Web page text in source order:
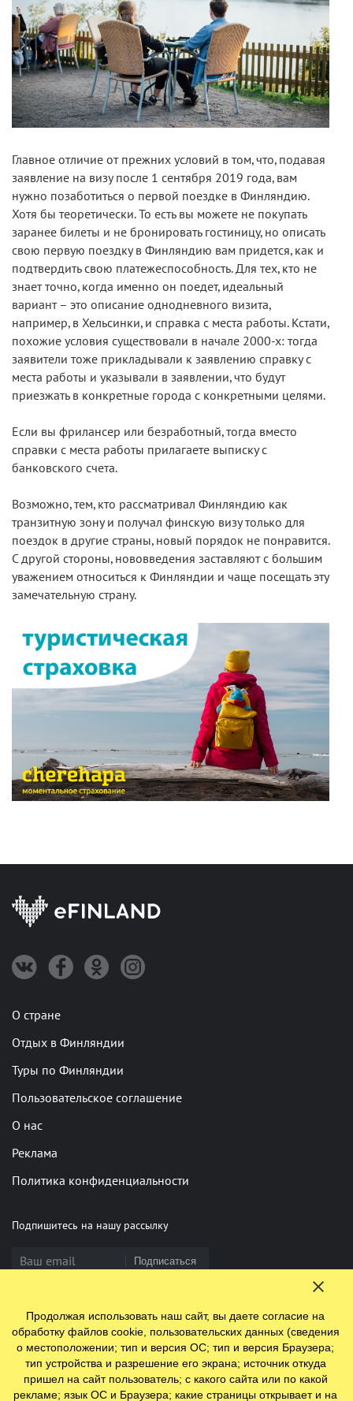
Главное отличие от прежних условий в том, что, подавая
заявление на визу после 1 сентября 2019 года, вам
нужно позаботиться о первой поездке в Финляндию.
Хотя бы теоретически. То есть вы можете не покупать
заранее билеты и не бронировать гостиницу, но описать
свою первую поездку в Финляндию вам придется, как и
подтвердить свою платежеспособность. Для тех, кто не
знает точно, когда именно он поедет, идеальный
вариант – это описание однодневного визита,
например, в Хельсинки, и справка с места работы. Кстати,
похожие условия существовали в начале 2000-х: тогда
заявители тоже прикладывали к заявлению справку с
места работы и указывали в заявлении, что будут
приезжать в конкретные города с конкретными целями.
Если вы фрилансер или безработный, тогда вместо
справки с места работы прилагаете выписку с
банковского счета.
Возможно, тем, кто рассматривал Финляндию как
транзитную зону и получал финскую визу только для
поездок в другие страны, новый порядок не понравится.
С другой стороны, нововведения заставляют с большим
уважением относиться к Финляндии и чаще посещать эту
замечательную страну.
О стране
Отдых в Финляндии
Туры по Финляндии
Пользовательское соглашение
О нас
Реклама
Политика конфиденциальности
Подпишитесь на нашу рассылку
Подписаться
Нашли опечатку? Выделите фрагмент и нажмите Ctrl+Enter
© 2009-2026 ООО "Ефинланд.ру". ОГРН 1197847110438.
Продолжая использовать наш сайт, вы даете согласие на
обработку файлов cookie, пользовательских данных (сведения
о местоположении; тип и версия ОС; тип и версия Браузера;
тип устройства и разрешение его экрана; источник откуда
пришел на сайт пользователь; с какого сайта или по какой
рекламе; язык ОС и Браузера; какие страницы открывает и на